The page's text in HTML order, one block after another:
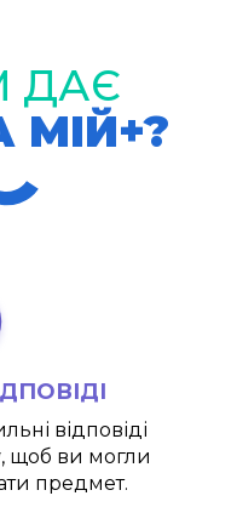
ДАЄ
МІЙ+?
відповіді
щоб ви могли
предмет.